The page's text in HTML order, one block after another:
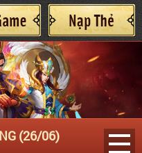
(26/06)